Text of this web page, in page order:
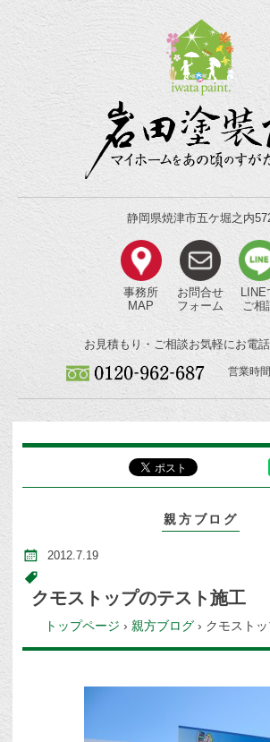
静岡県焼津市五ケ堀之内
事務所
MAP
お問合せ
フォーム
LINE
ご相
お見積もり・ご相談お気軽にお電
営業時
親方ブログ
2012.7.19
クモストップのテスト施工
トップページ › 親方ブログ › クモスト